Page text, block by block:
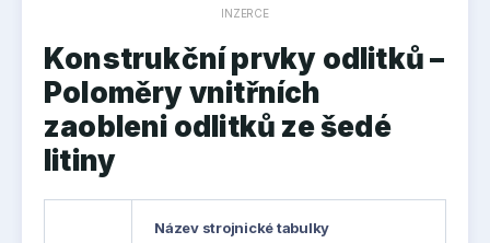
INZERCE
Konstrukční prvky odlitků –
Poloměry vnitřních
zaobleni odlitků ze šedé
litiny
Název strojnické tabulky